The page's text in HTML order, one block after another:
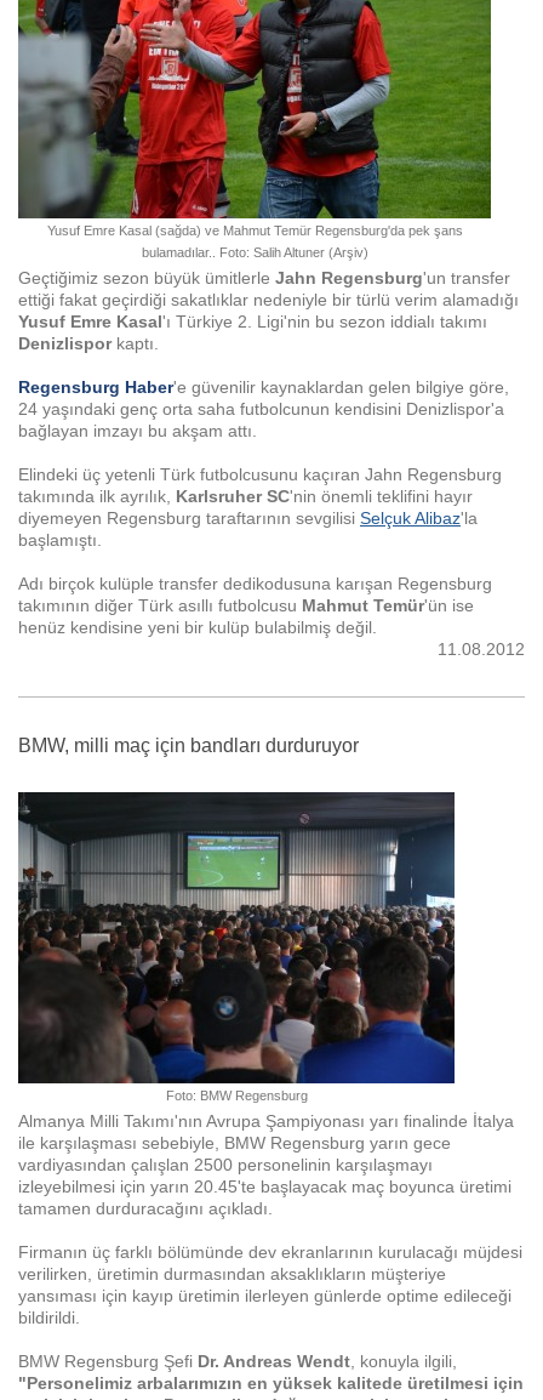
Yusuf Emre Kasal (sağda) ve Mahmut Temür Regensburg'da pek şans
bulamadılar.. Foto: Salih Altuner (Arşiv)
Geçtiğimiz sezon büyük ümitlerle Jahn Regensburg'un transfer
ettiği fakat geçirdiği sakatlıklar nedeniyle bir türlü verim alamadığı
Yusuf Emre Kasal'ı Türkiye 2. Ligi'nin bu sezon iddialı takımı
Denizlisporkaptı.
Regensburg Haber'e güvenilir kaynaklardan gelen bilgiye göre,
24 yaşındaki genç orta saha futbolcunun kendisini Denizlispor'a
bağlayan imzayı bu akşam attı.
Elindeki üç yetenli Türk futbolcusunu kaçıran Jahn Regensburg
takımında ilk ayrılık, Karlsruher SC'nin önemli teklifini hayır
diyemeyen Regensburg taraftarının sevgilisi Selçuk Alibaz'la
başlamıştı.
Adı birçok kulüple transfer dedikodusuna karışan Regensburg
takımının diğer Türk asıllı futbolcusu Mahmut Temür'ün ise
henüz kendisine yeni bir kulüp bulabilmiş değil.
11.08.2012
BMW, milli maç için bandları durduruyor
Foto: BMW Regensburg
Almanya Milli Takımı'nın Avrupa Şampiyonası yarı finalinde İtalya
ile karşılaşması sebebiyle, BMW Regensburg yarın gece
vardiyasından çalışlan 2500 personelinin karşılaşmayı
izleyebilmesi için yarın 20.45'te başlayacak maç boyunca üretimi
tamamen durduracağını açıkladı.
Firmanın üç farklı bölümünde dev ekranlarının kurulacağı müjdesi
verilirken, üretimin durmasından aksaklıkların müşteriye
yansıması için kayıp üretimin ilerleyen günlerde optime edileceği
bildirildi.
BMW Regensburg Şefi Dr. Andreas Wendt , konuyla ilgili,
"Personelimiz arbalarımızın en yüksek kalitede üretilmesi için